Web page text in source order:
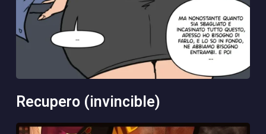
recupero (invincible)